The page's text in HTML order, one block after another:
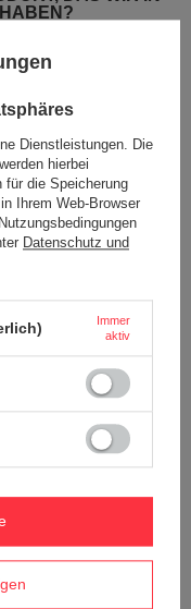
gefunden haben und es
Artikels
Dienstleistungen. Die
werden hierbei
für die Speicherung
Ihrem Web-Browser
Datenschutz und
Immer
aktiv